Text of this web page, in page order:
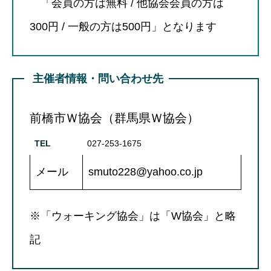
「会員の方は無料 / 他協会会員の方は
300円 / 一般の方は500円」となります
主催者情報・問い合わせ先
前橋市Ｗ協会（群馬県Ｗ協会）
TEL 027-253-1675
メール smuto228@yahoo.co.jp
※「ウォーキング協会」は「W協会」と略
記